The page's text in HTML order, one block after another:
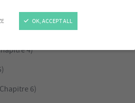
OK, ACCEPT ALL
ISO 9001
4)
6)